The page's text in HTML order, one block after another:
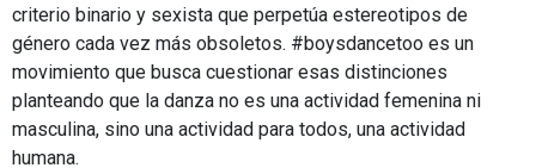
criterio binario y sexista que perpetúa estereotipos de
género cada vez más obsoletos. #boysdancetoo es un
movimiento que busca cuestionar esas distinciones
planteando que la danza no es una actividad femenina ni
masculina, sino una actividad para todos, una actividad
humana.